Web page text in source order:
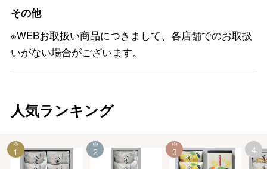
その他
※WEBお取扱い商品につきまして、各店舗でのお取扱
いがない場合がございます。
人気ランキング
1 2 3 4